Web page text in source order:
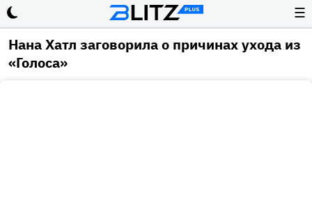
☰
Нана Хатл заговорила о причинах ухода из
«Голоса»